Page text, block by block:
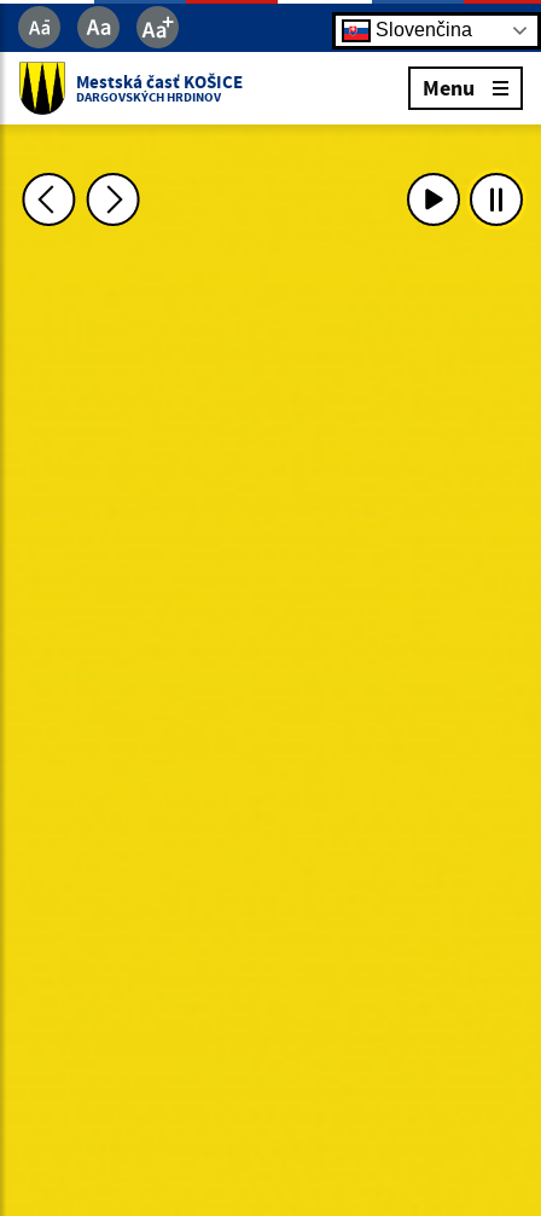
Slovenčina
Mestská časť KOŠICE
DARGOVSKÝCH HRDINOV Menu